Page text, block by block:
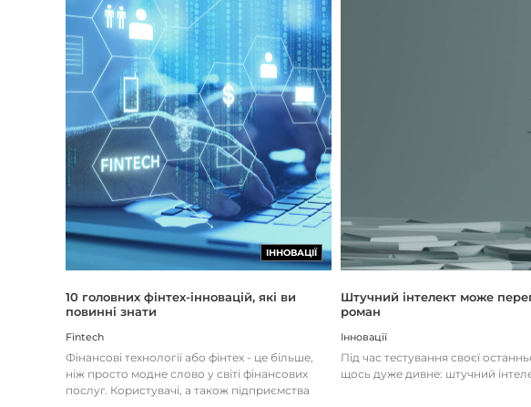
ІННОВАЦІЇ
10 головних фінтех-інновацій, які ви
повинні знати
Fintech
Фінансові технології або фінтех - це більше,
ніж просто модне слово у світі фінансових
послуг. Користувачі, а також підприємства
Штучний інтелект може
роман
Інновації
Під час тестування своєї
щось дуже дивне: штучний